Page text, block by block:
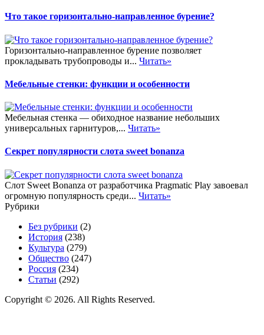
Что такое горизонтально-направленное бурение?
Горизонтально-направленное бурение позволяет
прокладывать трубопроводы и... Читать»
Мебельные стенки: функции и особенности
Мебельная стенка — обиходное название небольших
универсальных гарнитуров,... Читать»
Секрет популярности слота sweet bonanza
Слот Sweet Bonanza от разработчика Pragmatic Play завоевал
огромную популярность среди... Читать»
Рубрики
Без рубрики (2)
История (238)
Культура (279)
Общество (247)
Россия (234)
Статьи (292)
Copyright © 2026. All Rights Reserved.